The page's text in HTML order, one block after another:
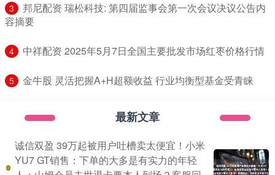
3
​邦尼配资 瑞松科技: 第四届监事会第一次会议决议公告内
容摘要
4 ​中祥配资 2025年5月7日全国主要批发市场红枣价格行情
5 ​金牛股 灵活把握A+H超额收益 行业均衡型基金受青睐
最新文章
诚信双盈 39万起被用户吐槽卖太便宜！小米
YU7 GT销售：下单的大多是有实力的年轻